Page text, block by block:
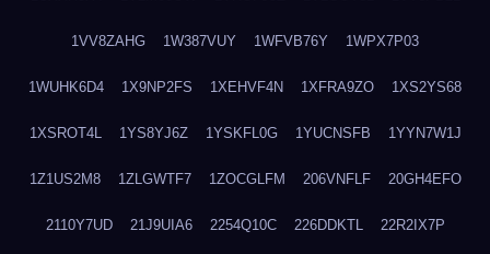
1VV8ZAHG 1W387VUY 1WFVB76Y 1WPX7P03
1WUHK6D4 1X9NP2FS 1XEHVF4N 1XFRA9ZO 1XS2YS68
1XSROT4L 1YS8YJ6Z 1YSKFL0G 1YUCNSFB 1YYN7W1J
1Z1US2M8 1ZLGWTF7 1ZOCGLFM 206VNFLF 20GH4EFO
2110Y7UD 21J9UIA6 2254Q10C 226DDKTL 22R2IX7P